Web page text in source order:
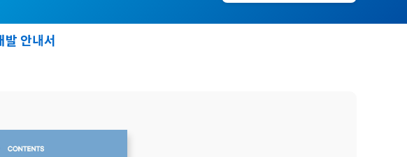
기
발 안내서